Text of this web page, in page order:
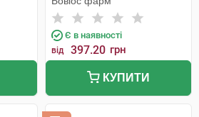
Є в наявності
від 397.20 грн
КУПИТИ